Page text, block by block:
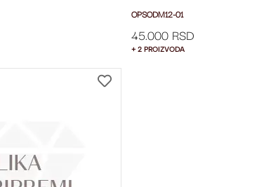
OPSODM12-01
45.000 RSD
+ 2 PROIZVODA